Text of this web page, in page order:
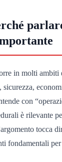
in molti ambiti
con
è rilevante
tocca
fondamentali